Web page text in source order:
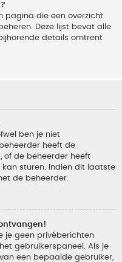
pagina die een overzicht
Deze lijst bevat alle
details omtrent
ben je niet
heeft de
of de beheerder heeft
sturen. Indien dit laatste
de beheerder.
je geen privéberichten
gebruikerspaneel. Als je
een bepaalde gebruiker,